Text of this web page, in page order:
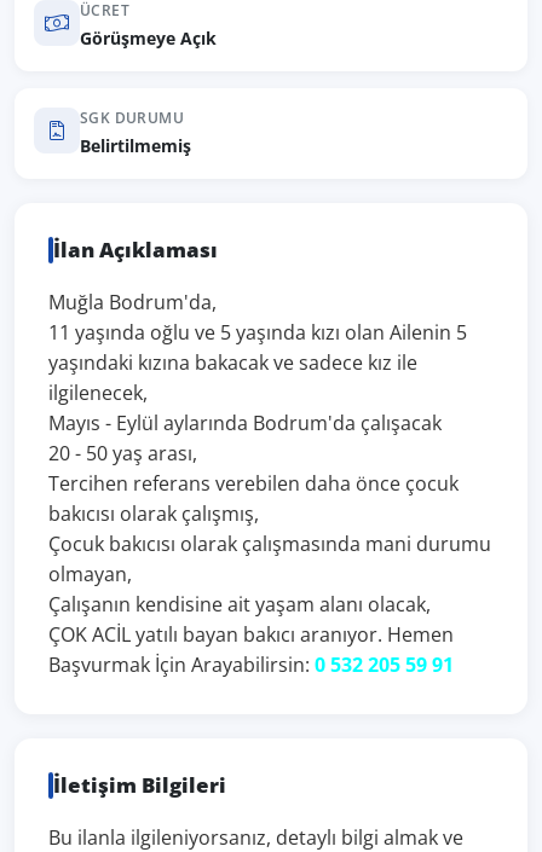
ÜCRET
Görüşmeye Açık
SGK DURUMU
Belirtilmemiş
İlan Açıklaması
Muğla Bodrum'da,
11 yaşında oğlu ve 5 yaşında kızı olan Ailenin 5
yaşındaki kızına bakacak ve sadece kız ile
ilgilenecek,
Mayıs - Eylül aylarında Bodrum'da çalışacak
20 - 50 yaş arası,
Tercihen referans verebilen daha önce çocuk
bakıcısı olarak çalışmış,
Çocuk bakıcısı olarak çalışmasında mani durumu
olmayan,
Çalışanın kendisine ait yaşam alanı olacak,
ÇOK ACİL yatılı bayan bakıcı aranıyor. Hemen
Başvurmak İçin Arayabilirsin: 0 532 205 59 91
İletişim Bilgileri
Bu ilanla ilgileniyorsanız, detaylı bilgi almak ve